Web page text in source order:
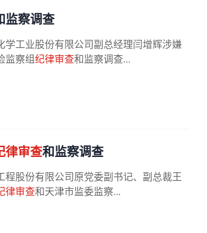
监察调查
工业股份有限公司副总经理闫增辉涉嫌
监察组纪律审查和监察调查...
律审查和监察调查
股份有限公司原党委副书记、副总裁王
律审查和天津市监委监察...